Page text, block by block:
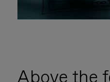
Above the